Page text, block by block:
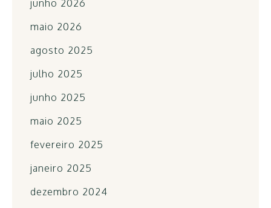
junho 2026
maio 2026
agosto 2025
julho 2025
junho 2025
maio 2025
fevereiro 2025
janeiro 2025
dezembro 2024